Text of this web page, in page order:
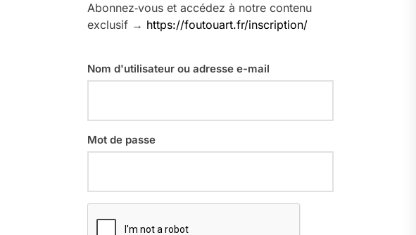
Abonnez‑vous et accédez à notre contenu
exclusif → https://foutouart.fr/inscription/
Nom d'utilisateur ou adresse e-mail
Mot de passe